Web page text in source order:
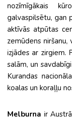
nozīmīgākais
galvaspilsētu, gan
aktīvās atpūtas
zemūdens niršanu,
izjādes ar zirgiem.
salām, un
Kurandas
koalas un koraļļu
Melburna ir